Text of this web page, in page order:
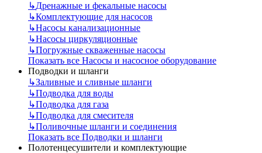
↳Дренажные и фекальные насосы
↳Комплектующие для насосов
↳Насосы канализационные
↳Насосы циркуляционные
↳Погружные скваженные насосы
Показать все Насосы и насосное оборудование
Подводки и шланги
↳Заливные и сливные шланги
↳Подводка для воды
↳Подводка для газа
↳Подводка для смесителя
↳Поливочные шланги и соединения
Показать все Подводки и шланги
Полотенцесушители и комплектующие